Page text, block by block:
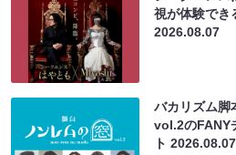
視が体験でき
2026.08.07
バカリズム脚
vol.2のFANY
ト2026.08.07